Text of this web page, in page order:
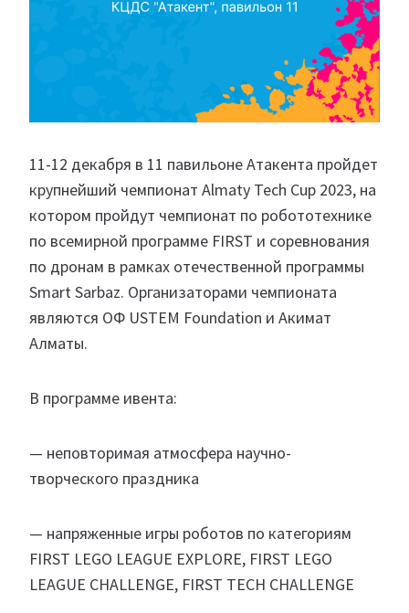
11-12 декабря в 11 павильоне Атакента пройдет
крупнейший чемпионат Almaty Tech Cup 2023, на
котором пройдут чемпионат по робототехнике
по всемирной программе FIRST и соревнования
по дронам в рамках отечественной программы
Smart Sarbaz. Организаторами чемпионата
являются ОФ USTEM Foundation и Акимат
Алматы.
В программе ивента:
— неповторимая атмосфера научно-
творческого праздника
— напряженные игры роботов по категориям
FIRST LEGO LEAGUE EXPLORE, FIRST LEGO
LEAGUE CHALLENGE, FIRST TECH CHALLENGE